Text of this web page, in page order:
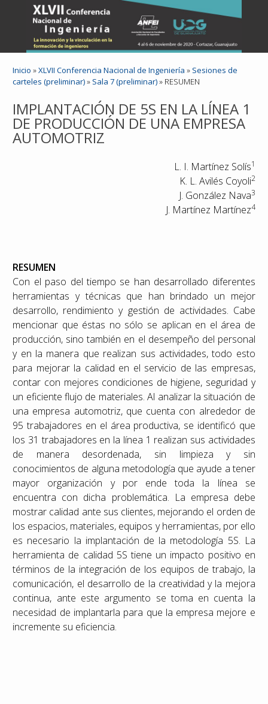
Inicio »XLVII Conferencia Nacional de Ingeniería » Sesiones de
carteles (preliminar)» Sala 7 (preliminar)» RESUMEN
IMPLANTACIÓN DE 5S EN LA LÍNEA 1
DE PRODUCCIÓN DE UNA EMPRESA
AUTOMOTRIZ
L. I. Martínez Solís1
K. L. Avilés Coyoli2
J. González Nava3
J. Martínez Martínez4
RESUMEN
Con el paso del tiempo se han desarrollado diferentes
herramientas y técnicas que han brindado un mejor
desarrollo, rendimiento y gestión de actividades. Cabe
mencionar que éstas no sólo se aplican en el área de
producción, sino también en el desempeño del personal
y en la manera que realizan sus actividades, todo esto
para mejorar la calidad en el servicio de las empresas,
contar con mejores condiciones de higiene, seguridad y
un eficiente flujo de materiales. Al analizar la situación de
una empresa automotriz, que cuenta con alrededor de
95 trabajadores en el área productiva, se identificó que
los 31 trabajadores en la línea 1 realizan sus actividades
de manera desordenada, sin limpieza y sin
conocimientos de alguna metodología que ayude a tener
mayor organización y por ende toda la línea se
encuentra con dicha problemática. La empresa debe
mostrar calidad ante sus clientes, mejorando el orden de
los espacios, materiales, equipos y herramientas, por ello
es necesario la implantación de la metodología 5S. La
herramienta de calidad 5S tiene un impacto positivo en
términos de la integración de los equipos de trabajo, la
comunicación, el desarrollo de la creatividad y la mejora
continua, ante este argumento se toma en cuenta la
necesidad de implantarla para que la empresa mejore e
incremente su eficiencia.